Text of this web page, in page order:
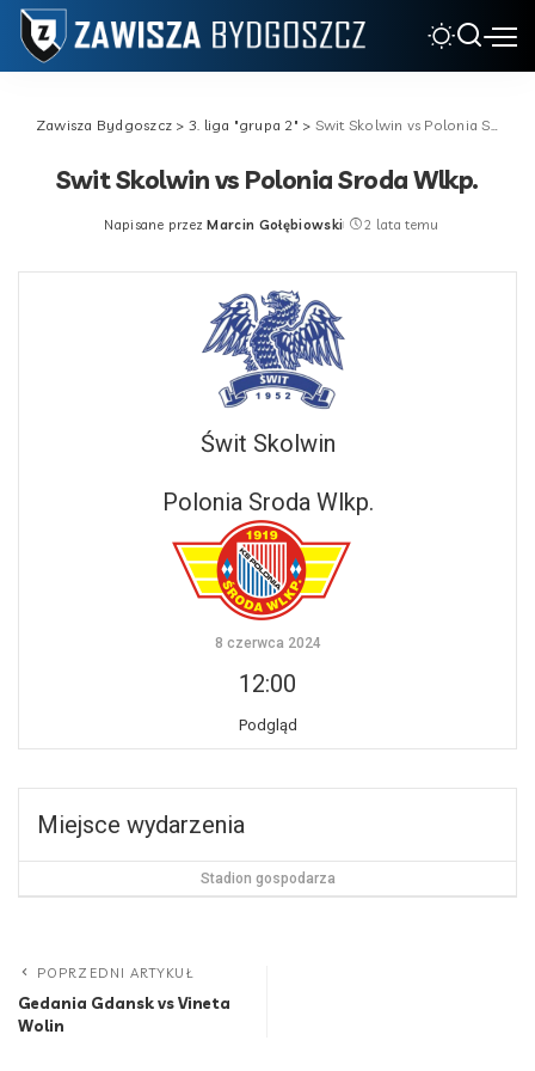
Zawisza Bydgoszcz > 3. liga "grupa 2" > Swit Skolwin vs Polonia Sroda Wlkp.
Swit Skolwin vs Polonia Sroda Wlkp.
Posted
Napisane przez Marcin Gołębiowski 2 lata temu
Świt Skolwin
Polonia Sroda Wlkp.
8 czerwca 2024
12:00
Podgląd
Miejsce wydarzenia
Stadion gospodarza
POPRZEDNI ARTYKUŁ
Gedania Gdansk vs Vineta
Wolin